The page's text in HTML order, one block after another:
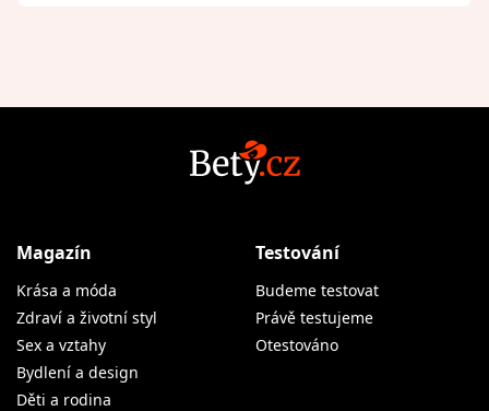
Magazín
Krása a móda
Zdraví a životní styl
Sex a vztahy
Bydlení a design
Děti a rodina
Testování
Budeme testovat
Právě testujeme
Otestováno